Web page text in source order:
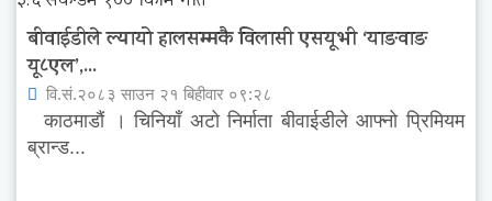
बीवाईडीले ल्यायो हालसम्मकै विलासी एसयूभी ‘याङवाङ
यू८एल’,...
वि.सं.२०८३ साउन २१ बिहीवार ०९:२८
काठमाडौं । चिनियाँ अटो निर्माता बीवाईडीले आफ्नो प्रिमियम
ब्रान्ड...